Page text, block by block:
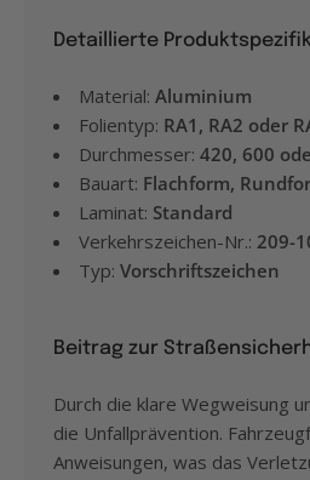
Detaillierte
Material: Aluminium
Folientyp: RA1, RA2 oder
Durchmesser: 420, 600
Bauart: Flachform,
Laminat: Standard
Verkehrszeichen-Nr.: 209-
Typ: Vorschriftszeichen
Beitrag zur
Durch die klare Wegweisung
die Unfallprävention.
Anweisungen, was das